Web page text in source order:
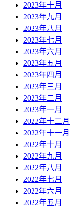
2023年十月
2023年九月
2023年八月
2023年七月
2023年六月
2023年五月
2023年四月
2023年三月
2023年二月
2023年一月
2022年十二月
2022年十一月
2022年十月
2022年九月
2022年八月
2022年七月
2022年六月
2022年五月